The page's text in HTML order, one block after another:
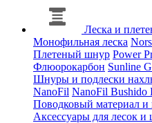
Леска и
Монофильная леска
Плетеный шнур Power
Флюорокарбон Sunline
Шнуры и подлески
NanoFil NanoFil Bushido
Поводковый материал
Аксессуары для лесок и